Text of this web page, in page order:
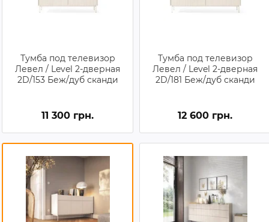
Тумба под телевизор
Левел / Level 2-дверная
2D/153 Беж/дуб сканди
11 300 грн.
Тумба под телевизор
Левел / Level 2-дверная
2D/181 Беж/дуб сканди
12 600 грн.